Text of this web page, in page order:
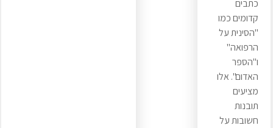
כתבים
קדומים כמו
"הסינית על
הרפואה"
ו"הספר
האדום". אלו
מציעים
תובנות
חשובות על